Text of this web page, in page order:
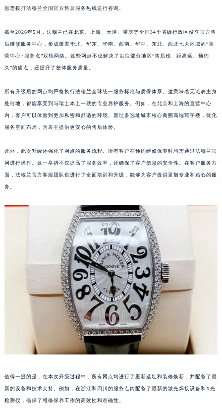
息需拨打法穆兰全国官方售后服务热线进行咨询。
截至2026年5月，法穆兰已在北京、上海、天津、重庆等全国34个省级行政区设立官方售
后维修服务中心，形成覆盖华北、华东、华南、西南、华中、东北、西北七大区域的“直
营中心+服务点”双轨网络。这些网点不仅解决了以往部分地区“售后难、距离远、预约
久”的痛点，还提升了整体服务质量。
所有升级后的网点均严格执行法穆兰全球统一服务标准与质保体系。这意味着无论表主身
处何地，都能享受到与瑞士本土一致的专业养护服务。例如，在北京和上海的直营中心
内，客户可以体验到更加私密和舒适的环境。新址多选址城市核心商圈高端写字楼，优化
服务空间布局，为表主提供更安心的售后体验。
此外，此次升级还强化了网点的服务流程。所有客户在预约维修保养时均需通过法穆兰官
网进行操作。这一举措不仅提高了服务效率，还确保了客户信息的安全性。在客户服务方
面，法穆兰官方客服团队也进行了全面培训和升级，能够为客户提供更加专业和贴心的服
务。
值得一提的是，在本次升级过程中，所有网点均进行了重新选址和装修焕新，并配备了最
新的设备和技术支持。例如，在浙江和四川的服务点内配备了最新的激光焊接设备和X光
检测仪，确保了维修保养工作的高效性和准确性。